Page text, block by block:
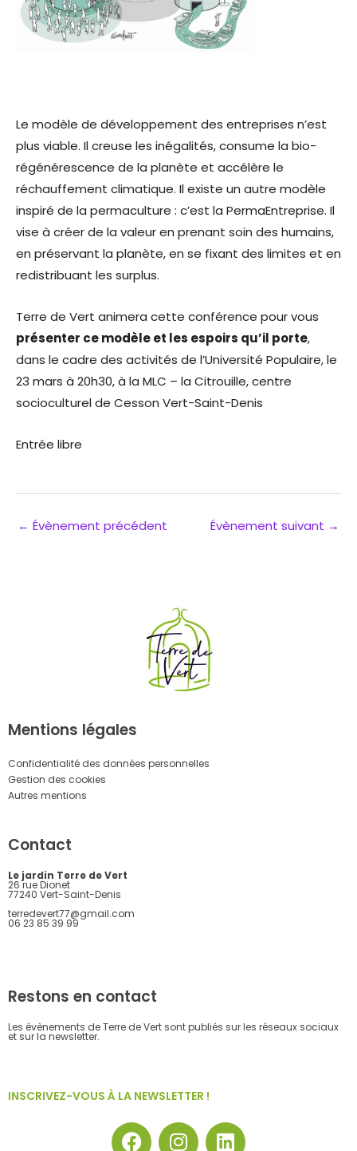
Le modèle de développement des entreprises n’est
plus viable. Il creuse les inégalités, consume la bio-
régénérescence de la planète et accélère le
réchauffement climatique. Il existe un autre modèle
inspiré de la permaculture : c’est la PermaEntreprise. Il
vise à créer de la valeur en prenant soin des humains,
en préservant la planète, en se fixant des limites et en
redistribuant les surplus.
Terre de Vert animera cette conférence pour vous
présenter ce modèle et les espoirs qu’il porte,
dans le cadre des activités de l’Université Populaire, le
23 mars à 20h30, à la MLC – la Citrouille, centre
socioculturel de Cesson Vert-Saint-Denis
Entrée libre
← Évènement précédent Évènement suivant →
Mentions légales
Confidentialité des données personnelles
Gestion des cookies
Autres mentions
Contact
Le jardin Terre de Vert
26 rue Dionet
77240 Vert-Saint-Denis
terredevert77@gmail.com
06 23 85 39 99
Restons en contact
Les évènements de Terre de Vert sont publiés sur les réseaux sociaux
et sur la newsletter.
INSCRIVEZ-VOUS À LA NEWSLETTER !
F I L